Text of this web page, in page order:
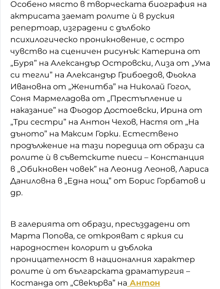
Особено място в творческата биография на
актрисата заемат ролите ѝ в руския
репертоар, изградени с дълбоко
психилогическо проникновение, с остро
чувство на сценичен рисунък: Катерина от
„Буря” на Александър Островски, Лиза от „Ума
си тегли” на Александър Грибоедов, Фьокла
Ивановна от „Женитба” на Николай Гогол,
Соня Мармеладова от „Престъпление и
наказание” на Фьодор Достоевски, Ирина от
„Три сестри” на Антон Чехов, Настя от „На
дъното” на Максим Горки. Естествено
продължение на тази поредица от образи са
ролите ѝ в съветските пиеси – Констанция
в „Обикновен човек” на Леонид Леонов, Лариса
Даниловна в „Една нощ” от Борис Горбатов и
др.
В галерията от образи, пресъздадени от
Марта Попова, се открояват с яркия си
народностен колорит и дъблока
проницателност в националния характер
ролите ѝ от българската драматургия –
Костанда от „Свекърва” на Антон